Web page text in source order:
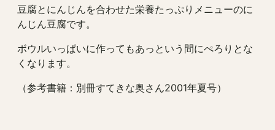
豆腐とにんじんを合わせた栄養たっぷりメニューのに
んじん豆腐です。
ボウルいっぱいに作ってもあっという間にぺろりとな
くなります。
（参考書籍：別冊すてきな奥さん2001年夏号）